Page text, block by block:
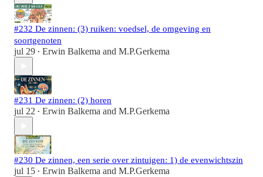
#232 De zinnen: (3) ruiken: voedsel, de omgeving en
soortgenoten
jul 29 • Erwin Balkema and M.P.Gerkema
#231 De zinnen: (2) horen
jul 22 • Erwin Balkema and M.P.Gerkema
#230 De zinnen, een serie over zintuigen: 1) de evenwichtszin
jul 15 • Erwin Balkema and M.P.Gerkema